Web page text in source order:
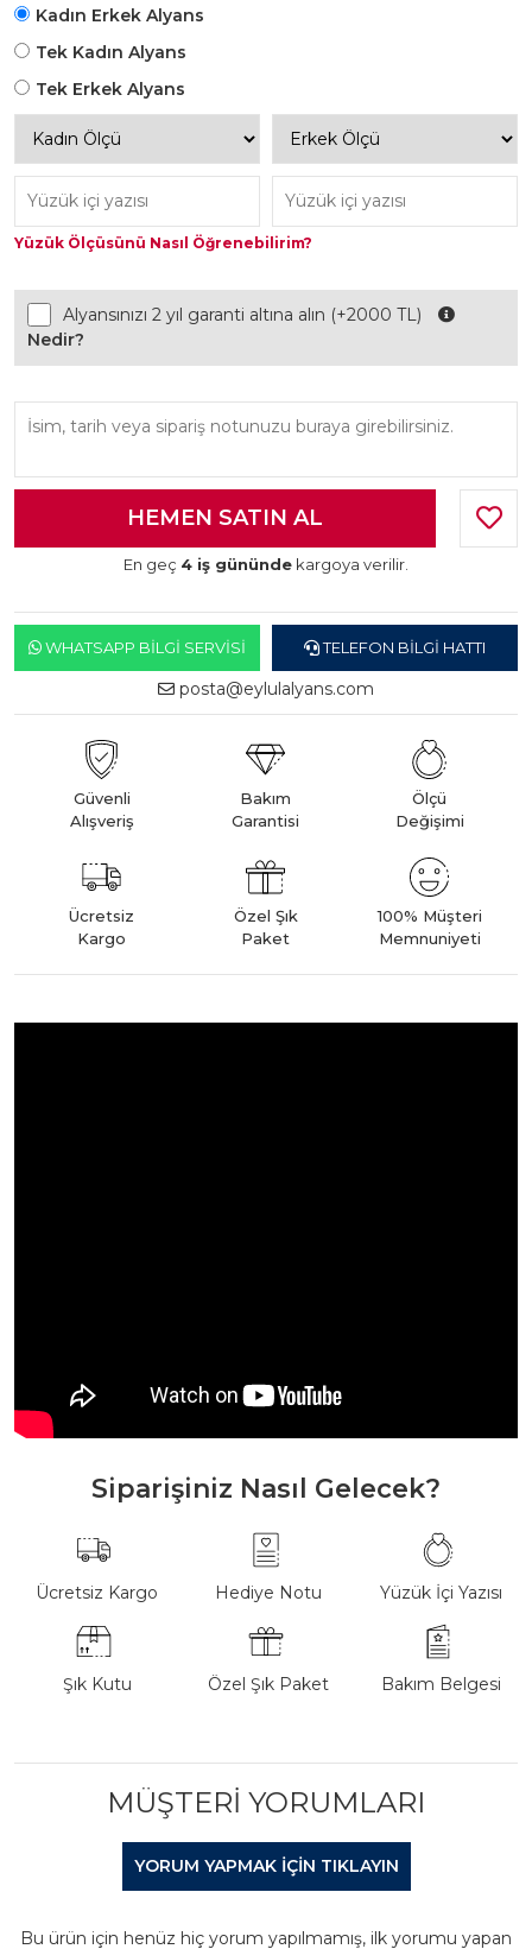
Kadın Erkek Alyans
Tek Kadın Alyans
Tek Erkek Alyans
Yüzük Ölçüsünü Nasıl Öğrenebilirim?
Alyansınızı 2 yıl garanti altına alın (+2000 TL)
Nedir?
En geç 4 iş gününde kargoya verilir.
WHATSAPP BILGI SERVISI TELEFON BILGI HATTI
posta@eylulalyans.com
Güvenli
Alışveriş
Bakım
Garantisi
Ölçü
Değişimi
Ücretsiz
Kargo
Özel Şık
Paket
100% Müşteri
Memnuniyeti
Siparişiniz Nasıl Gelecek?
Ücretsiz Kargo Hediye Notu Yüzük İçi Yazısı
Şık Kutu Özel Şık Paket Bakım Belgesi
MÜŞTERI YORUMLARI
YORUM YAPMAK IÇIN TIKLAYIN
Bu ürün için henüz hiç yorum yapılmamış, ilk yorumu yapan